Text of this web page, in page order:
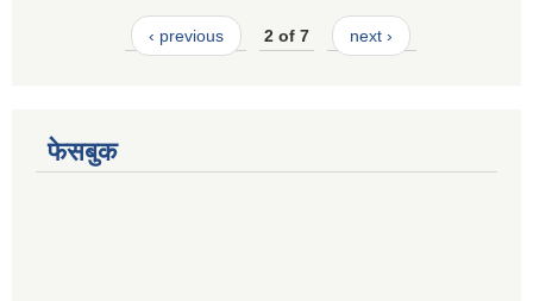
‹ previous 2 of 7 next ›
फेसबुक